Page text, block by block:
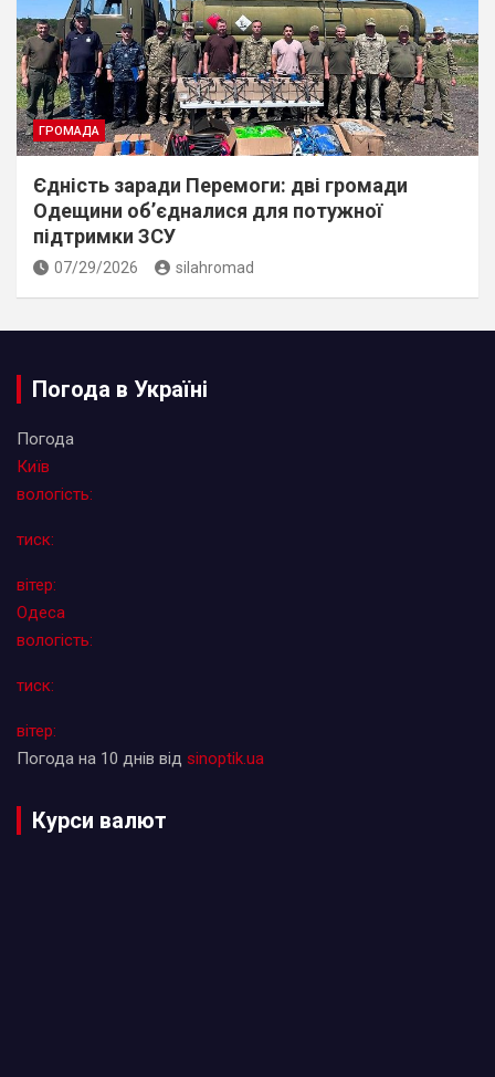
ГРОМАДА
Єдність заради Перемоги: дві громади
Одещини об’єдналися для потужної
підтримки ЗСУ
07/29/2026 silahromad
Погода в Україні
Погода
Київ
вологість:
тиск:
вітер:
Одеса
вологість:
тиск:
вітер:
Погода на 10 днів від sinoptik.ua
Курси валют